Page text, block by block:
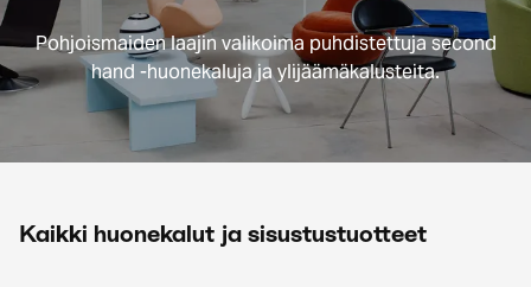
Pohjoismaiden laajin valikoima puhdistettuja second
hand -huonekaluja ja ylijäämäkalusteita.
Kaikki huonekalut ja sisustustuotteet